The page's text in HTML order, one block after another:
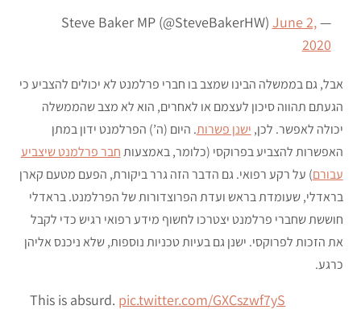
— Steve Baker MP (@SteveBakerHW)
June 2,
2020
אבל, גם בממשלה הבינו שמצב בו חברי פרלמנט לא יכולים להצביע כי
הגעתם תהווה סיכון לעצמם או לאחרים, הוא לא מצב שהממשלה
יכולה לאפשר. לכן, ישנן פשרות. היום (ה’) הפרלמנט ידון במתן
האפשרות להצביע בפרוקסי (כלומר, באמצעותחבר פרלמנט שיצביע
עבורם) על רקע רפואי. גם הדבר הזה גרר ביקורת, הפעם מטעם קארן
בראדלי, שעומדת בראש ועדת הפרוצדורות של הפרלמנט. בראדלי
חוששת שחברי פרלמנט יצטרכו לחשוף מידע רפואי רגיש כדי לקבל
את הזכות לפרוקסי. ישנן גם בעיות טכניות נוספות, שלא ניכנס אליהן
כרגע.
This is absurd. pic.twitter.com/GXCszwf7yS